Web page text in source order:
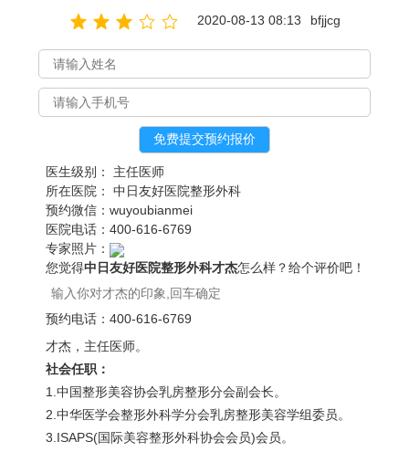
2020-08-13 08:13 bfjjcg
医生级别：
主任医师
所在医院：
中日友好医院整形外科
预约微信：wuyoubianmei
医院电话：400-616-6769
专家照片：
您觉得中日友好医院整形外科才杰怎么样？给个评价吧！
预约电话：400-616-6769
才杰，主任医师。
社会任职：
1.中国整形美容协会乳房整形分会副会长。
2.中华医学会整形外科学分会乳房整形美容学组委员。
3.ISAPS(国际美容整形外科协会会员)会员。